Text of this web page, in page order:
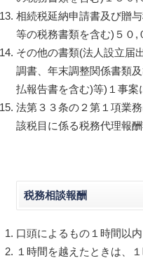
相続税延納申請書及び贈
等の税務書類を含む)５０,
その他の書類(法人設立届
調書、年末調整関係書類
払報告書を含む)等)１事案
法第３３条の２第１項業
該税目に係る税務代理報
税務相談報酬
口頭によるもの１時間以
１時間を越えたときは、